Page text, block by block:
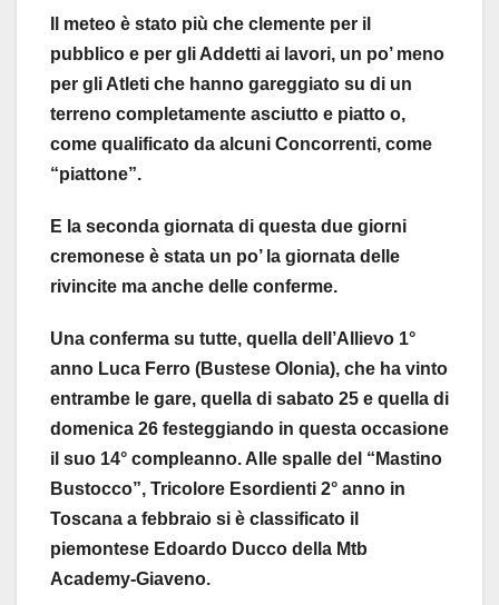
Il meteo è stato più che clemente per il
pubblico e per gli Addetti ai lavori, un po’ meno
per gli Atleti che hanno gareggiato su di un
terreno completamente asciutto e piatto o,
come qualificato da alcuni Concorrenti, come
“piattone”.
E la seconda giornata di questa due giorni
cremonese è stata un po’ la giornata delle
rivincite ma anche delle conferme.
Una conferma su tutte, quella dell’Allievo 1°
anno Luca Ferro (Bustese Olonia), che ha vinto
entrambe le gare, quella di sabato 25 e quella di
domenica 26 festeggiando in questa occasione
il suo 14° compleanno. Alle spalle del “Mastino
Bustocco”, Tricolore Esordienti 2° anno in
Toscana a febbraio si è classificato il
piemontese Edoardo Ducco della Mtb
Academy-Giaveno.